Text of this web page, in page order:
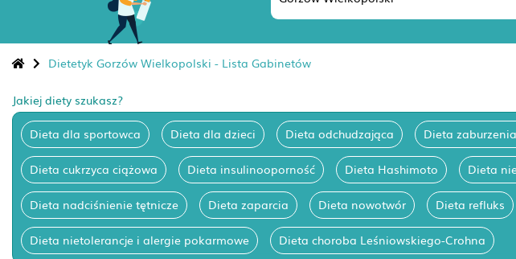
Dietetyk Gorzów Wielkopolski - Lista Gabinetów
Jakiej diety szukasz?
Dieta dla sportowca Dieta dla dzieci Dieta odchudzająca Dieta
Dieta cukrzyca ciążowa Dieta insulinooporność Dieta Hashimoto Dieta
Dieta nadciśnienie tętnicze Dieta zaparcia Dieta nowotwór Dieta refluks
Dieta nietolerancje i alergie pokarmowe Dieta choroba Leśniowskiego-Crohna